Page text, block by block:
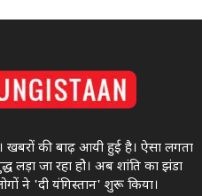
खबरों की बाढ़ आयी हुई है। ऐसा लगता
लड़ा जा रहा होे। अब शांति का झंडा
ने 'दी यंगिस्तान' शुरू किया।